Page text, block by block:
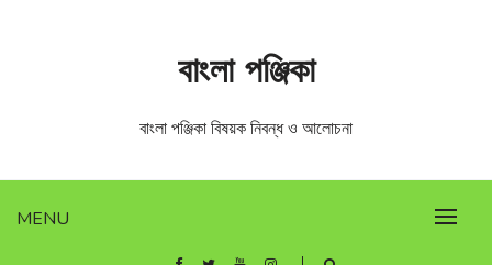
MENU
বাংলা পঞ্জিকা
বাংলা পঞ্জিকা বিষয়ক নিবন্ধ ও আলোচনা